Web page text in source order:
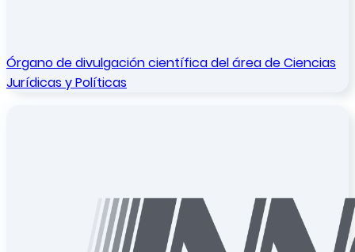
Órgano de divulgación científica del área de Ciencias
Jurídicas y Políticas